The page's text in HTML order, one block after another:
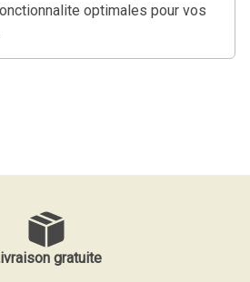
optimales pour vos
gratuite